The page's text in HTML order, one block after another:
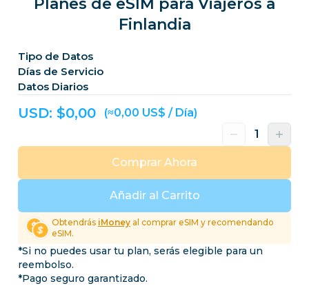
Planes de eSIM para Viajeros a
Finlandia
Tipo de Datos
Días de Servicio
Datos Diarios
USD: $0,00 (≈0,00 US$ / Día)
Añadir al Carrito
Comprar Ahora
Obtendrás iMoneyal comprar eSIM y recomendando
eSIM.
*Si no puedes usar tu plan, serás elegible para un
reembolso.
*Pago seguro garantizado.